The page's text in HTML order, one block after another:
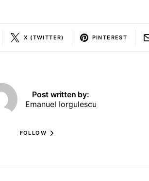
X (TWITTER) PINTEREST
Post written by:
Emanuel Iorgulescu
FOLLOW